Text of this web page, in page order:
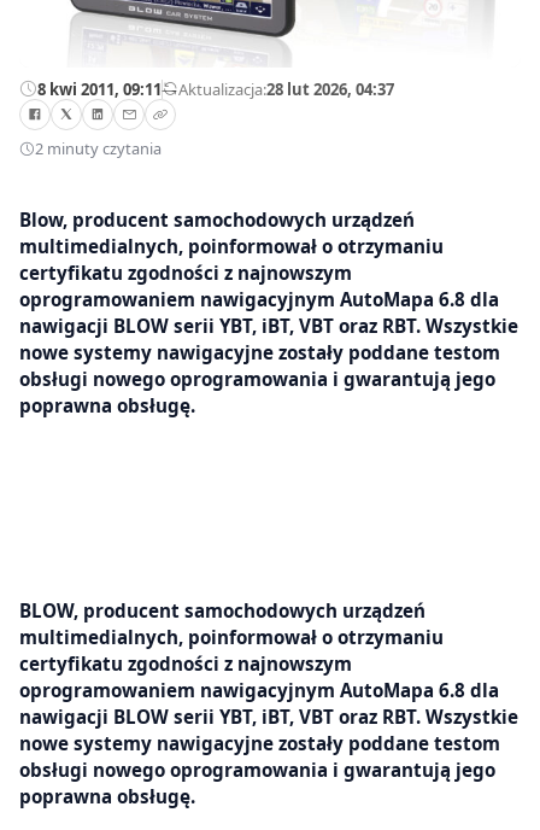
8 kwi 2011, 09:11—Aktualizacja:28 lut 2026, 04:37
2 minuty czytania
Blow, producent samochodowych urządzeń
multimedialnych, poinformował o otrzymaniu
certyfikatu zgodności z najnowszym
oprogramowaniem nawigacyjnym AutoMapa 6.8 dla
nawigacji BLOW serii YBT, iBT, VBT oraz RBT. Wszystkie
nowe systemy nawigacyjne zostały poddane testom
obsługi nowego oprogramowania i gwarantują jego
poprawna obsługę.
BLOW, producent samochodowych urządzeń
multimedialnych, poinformował o otrzymaniu
certyfikatu zgodności z najnowszym
oprogramowaniem nawigacyjnym AutoMapa 6.8 dla
nawigacji BLOW serii YBT, iBT, VBT oraz RBT. Wszystkie
nowe systemy nawigacyjne zostały poddane testom
obsługi nowego oprogramowania i gwarantują jego
poprawna obsługę.